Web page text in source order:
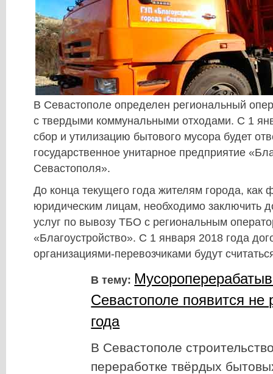
В Севастополе определен региональный
с твердыми коммунальными отходами. С 1
сбор и утилизацию бытового мусора будет
государственное унитарное предприятие
Севастополя».
До конца текущего года жителям города, как
юридическим лицам, необходимо заключить
услуг по вывозу ТБО с региональным
«Благоустройство». С 1 января 2018 года
организациями-перевозчиками будут
В тему:
Севастополе появится не
года
В Севастополе
переработке твёрдых